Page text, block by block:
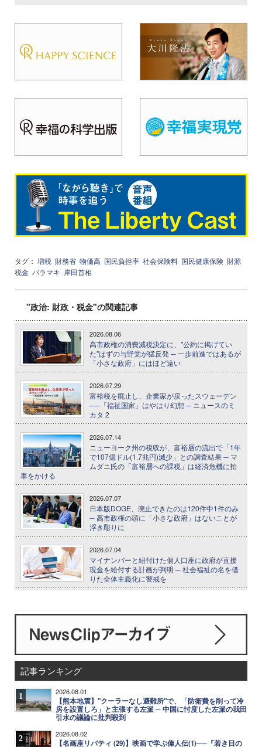
タグ： 増税 財務省 物価高 国民負担率 社会保険料 国民健康保険 財源
税金 バラマキ 岸田首相
"政治: 財政・税金"の関連記事
2026.08.06
高市政権の消費減税決定に、"公約に掲げてい
た"はずの与野党が猛反発 ─ 一歩前進ではあるが
「小さな政府」にはほど遠い
2026.07.29
富裕税を廃止し、企業家が戻ったスウェーデン
──「福祉国家」はやはり幻想 ─ ニュースのミ
カタ 2
2026.07.14
ニューヨーク州の税収が、富裕層の流出で「1年
で107億ドル(1.7兆円)減少」との調査結果 ─ マ
ムダニ氏の「富裕層への課税」は経済危機に拍
車をかける
2026.07.07
日本版DOGE、廃止できたのは120件中1件のみ
─ 高市政権の頭に「小さな政府」はないことが
浮き彫りに
2026.07.04
マイナンバーと紐付けた個人口座に政府が直接
現金を給付する計画が判明 ─ 社会福祉の名を借
りた全体主義化に警戒を
記事ランキング
1 2026.08.01
【熊本地震】"クーラーなし避難所"で、「防衛費を削って冷
房を設置しろ」と主張する左派 ─ 中国に忖度した左派の我田
引水の議論に批判殺到
2 2026.08.02
【名画座リバティ (29)】映画で学ぶ偉人伝(1)──『若き日の